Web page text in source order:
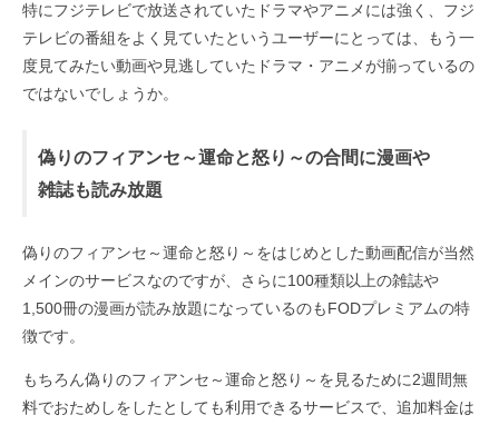
特にフジテレビで放送されていたドラマやアニメには強く、フジ
テレビの番組をよく見ていたというユーザーにとっては、もう一
度見てみたい動画や見逃していたドラマ・アニメが揃っているの
ではないでしょうか。
偽りのフィアンセ～運命と怒り～の合間に漫画や
雑誌も読み放題
偽りのフィアンセ～運命と怒り～をはじめとした動画配信が当然
メインのサービスなのですが、さらに100種類以上の雑誌や
1,500冊の漫画が読み放題になっているのもFODプレミアムの特
徴です。
もちろん偽りのフィアンセ～運命と怒り～を見るために2週間無
料でおためしをしたとしても利用できるサービスで、追加料金は